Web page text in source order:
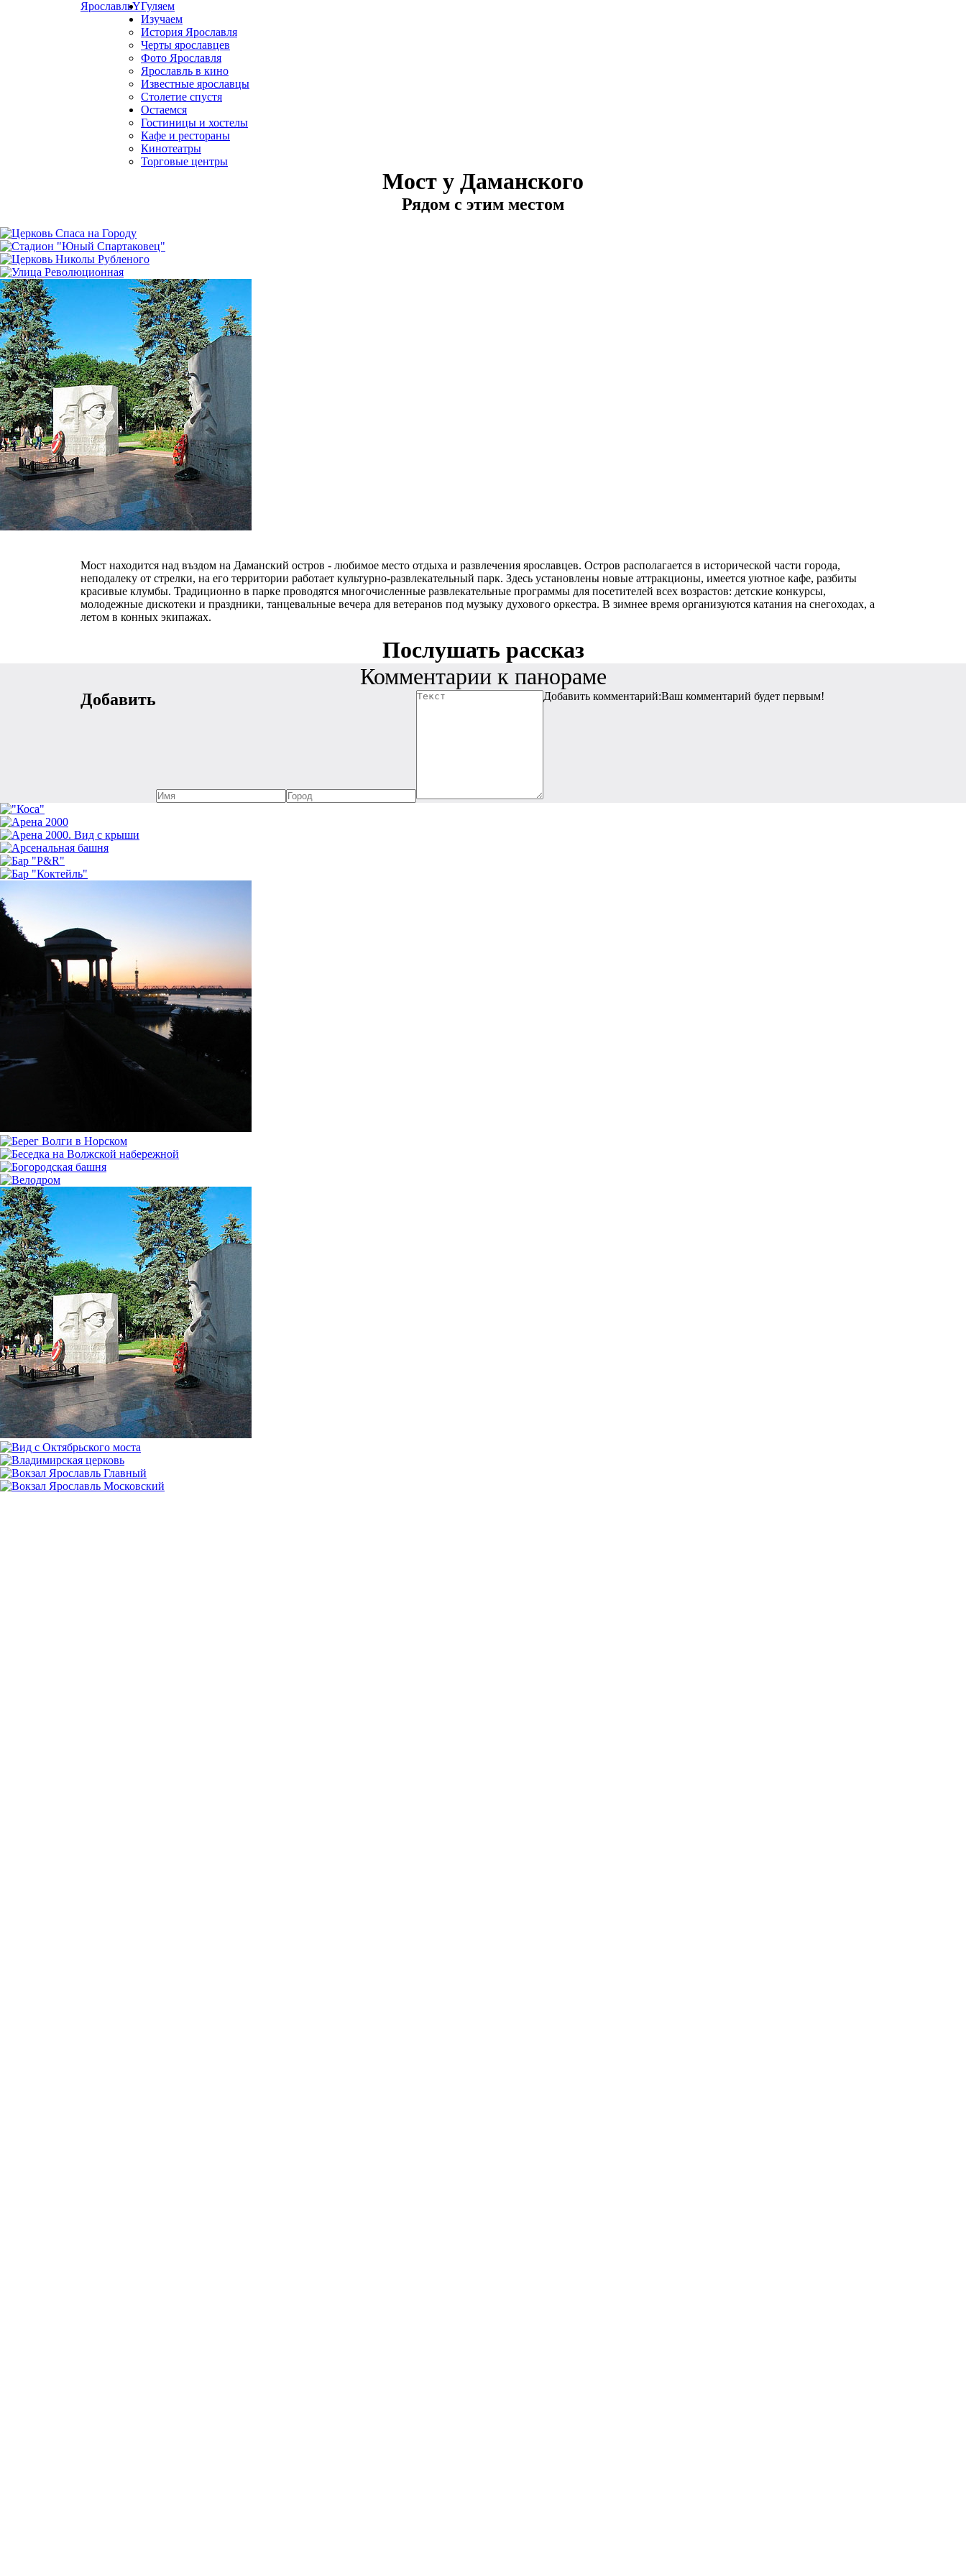
ЯрославльYГуляем
Изучаем
История Ярославля
Черты ярославцев
Фото Ярославля
Ярославль в кино
Известные ярославцы
Столетие спустя
Остаемся
Гостиницы и хостелы
Кафе и рестораны
Кинотеатры
Торговые центры
Мост у Даманского
Рядом с этим местом
Мост находится над въздом на Даманский остров - любимое место отдыха и развлечения ярославцев. Остров располагается в исторической части города,
неподалеку от стрелки, на его территории работает культурно-развлекательный парк. Здесь установлены новые аттракционы, имеется уютное кафе, разбиты
красивые клумбы. Традиционно в парке проводятся многочисленные развлекательные программы для посетителей всех возрастов: детские конкурсы,
молодежные дискотеки и праздники, танцевальные вечера для ветеранов под музыку духового оркестра. В зимнее время организуются катания на снегоходах, а
летом в конных экипажах.
Послушать рассказ
Комментарии к панораме
Добавить комментарий:
Добавить Ваш комментарий будет первым!